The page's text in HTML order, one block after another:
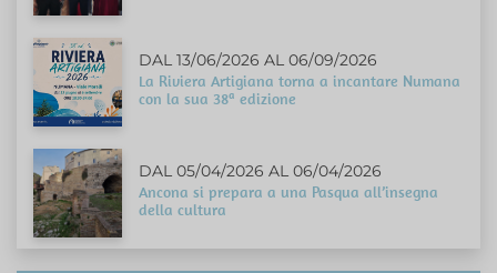
DAL 13/06/2026 AL 06/09/2026
La Riviera Artigiana torna a incantare Numana
con la sua 38ª edizione
DAL 05/04/2026 AL 06/04/2026
Ancona si prepara a una Pasqua all’insegna
della cultura